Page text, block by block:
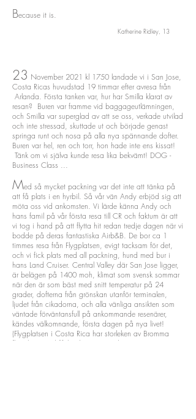
Because it is.
Katherine Ridley, 13
23 November 2021 kl 1750 landade vi i San Jose,
Costa Ricas huvudstad 19 timmar efter avresa från
Arlanda. Första tanken var, hur har Smilla klarat av
resan? Buren var framme vid baggageutlämningen,
och Smilla var superglad av att se oss, verkade utvilad
och inte stressad, skuttade ut och började genast
springa runt och nosa på alla nya spännande dofter.
Buren var hel, ren och torr, hon hade inte ens kissat!
Tänk om vi själva kunde resa lika bekvämt! DOG -
Business Class ...
Med så mycket packning var det inte att tänka på
att få plats i en hyrbil. Så vår vän Andy erbjöd sig att
möta oss vid ankomsten. Vi lärde känna Andy och
hans famil på vår första resa till CR och faktum är att
vi tog i hand på att flytta hit redan tredje dagen när vi
bodde på deras fantastiska Airb&B. De bor ca 1
timmes resa från Flygplatsen, evigt tacksam för det,
och vi fick plats med all packning, hund med bur i
hans Land Cruiser. Central Valley där San Jose ligger,
är belägen på 1400 moh, klimat som svensk sommar
när den är som bäst med snitt temperatur på 24
grader, dofterna från grönskan utanför terminalen,
ljudet från cikadorna, och alla vänliga ansikten som
väntade förväntansfull på ankommande resenärer,
kändes välkomnande, första dagen på nya livet!
(Flygplatsen i Costa Rica har storleken av Bromma
flygplats, med få landningar per dygn.)